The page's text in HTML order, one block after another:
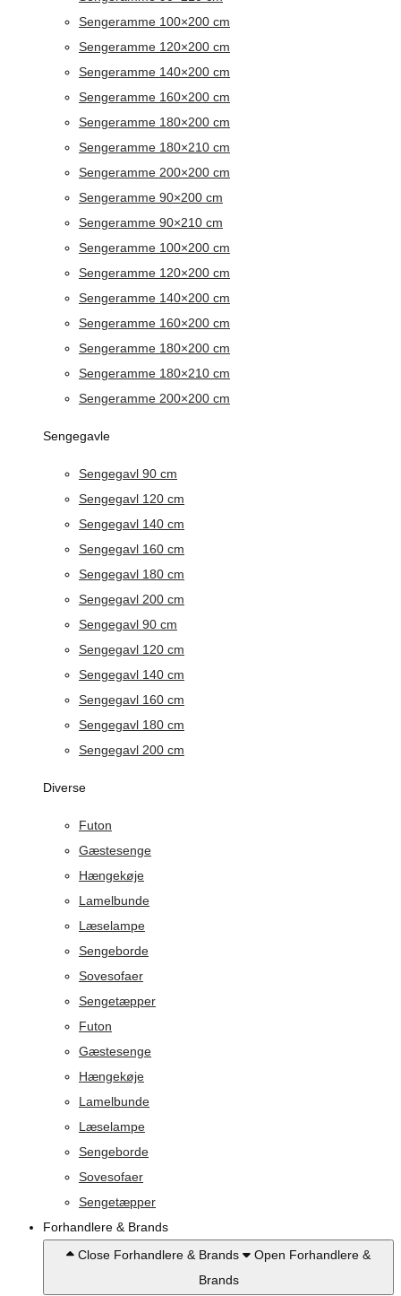
Sengeramme 100×200 cm
Sengeramme 120×200 cm
Sengeramme 140×200 cm
Sengeramme 160×200 cm
Sengeramme 180×200 cm
Sengeramme 180×210 cm
Sengeramme 200×200 cm
Sengeramme 90×200 cm
Sengeramme 90×210 cm
Sengeramme 100×200 cm
Sengeramme 120×200 cm
Sengeramme 140×200 cm
Sengeramme 160×200 cm
Sengeramme 180×200 cm
Sengeramme 180×210 cm
Sengeramme 200×200 cm
Sengegavle
Sengegavl 90 cm
Sengegavl 120 cm
Sengegavl 140 cm
Sengegavl 160 cm
Sengegavl 180 cm
Sengegavl 200 cm
Sengegavl 90 cm
Sengegavl 120 cm
Sengegavl 140 cm
Sengegavl 160 cm
Sengegavl 180 cm
Sengegavl 200 cm
Diverse
Futon
Gæstesenge
Hængekøje
Lamelbunde
Læselampe
Sengeborde
Sovesofaer
Sengetæpper
Futon
Gæstesenge
Hængekøje
Lamelbunde
Læselampe
Sengeborde
Sovesofaer
Sengetæpper
Forhandlere & Brands
Close Forhandlere & Brands
Open Forhandlere &
Brands